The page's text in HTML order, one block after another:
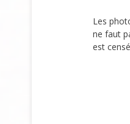
Les
ne faut
est